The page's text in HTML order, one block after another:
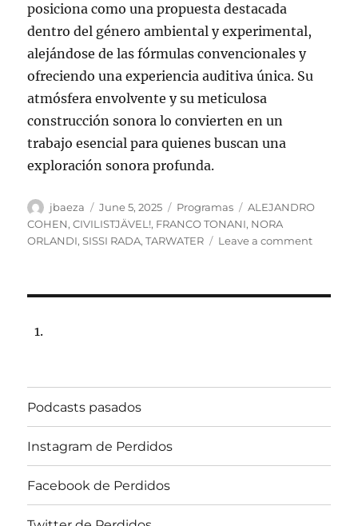
posiciona como una propuesta destacada
dentro del género ambiental y experimental,
alejándose de las fórmulas convencionales y
ofreciendo una experiencia auditiva única. Su
atmósfera envolvente y su meticulosa
construcción sonora lo convierten en un
trabajo esencial para quienes buscan una
exploración sonora profunda.
Author
jbaeza
Posted
on
June 5, 2025 Categories
Programas Tags
ALEJANDRO
COHEN,CIVILISTJÄVEL!, FRANCO TONANI, NORA
ORLANDI,SISSI RADA,TARWATER Leave a commenton
hrs
Radio
Podcasts pasados
Instagram de Perdidos
Facebook de Perdidos